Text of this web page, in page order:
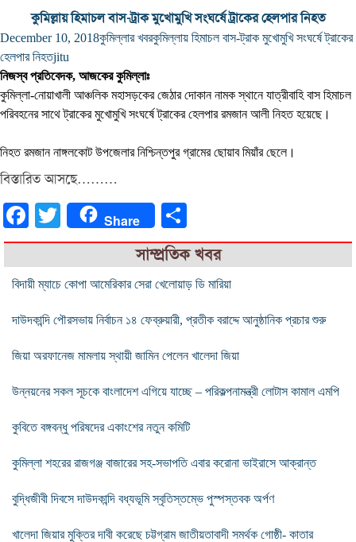
কুমিল্লায় হিমাচল বাস-ট্রাক মুখোমুখি সংঘর্ষে ট্রাকের হেলপার নিহত
December 10, 2018কুমিল্লার খবরকুমিল্লায় হিমাচল বাস-ট্রাক মুখোমুখি সংঘর্ষে ট্রাকের
হেলপার নিহতjitu
নিজস্ব প্রতিবেদক, আজকের কুমিল্লাঃ
কুমিল্লা-নোয়াখালী আঞ্চলিক মহাসড়কের জেঠার দোকান নামক স্থানে যাত্রীবাহি বাস হিমাচল
পরিবহনের সাথে ট্রাকের মুখোমুখি সংঘর্ষে ট্রাকের হেলপার রমজান আলী নিহত হয়েছে।
নিহত রমজান নাঙ্গলকোট উপজেলার নিশ্চিন্তপুর গ্রামের ছোয়াব মিয়াঁর ছেলে।
বিস্তারিত আসছে………
FacebookTwitter Share
সাম্প্রতিক খবর
বিদায়ী ম্যাচে কোপা আমেরিকার সেরা খেলোয়াড় ডি মারিয়া
দাউদকান্দি পৌরসভায় নির্বাচন ১৪ ফেব্রুয়ারী, প্রতীক বরাদ্দে আনুষ্ঠানিক প্রচার শুরু
জিয়া অরফানেজ মামলায় স্থায়ী জামিন পেলেন খালেদা জিয়া
উন্নয়নের সকল সূচকে বাংলাদেশ এগিয়ে যাচ্ছে – পরিকল্পনামন্ত্রী লোটাস কামাল এমপি
কুবিতে বঙ্গবন্ধু পরিষদের একাংশের নতুন কমিটি
কুমিল্লা শহরের রাজগঞ্জ বাজারের সহ-সভাপতি এবার করোনা ভাইরাসে আক্রান্ত
বুদ্ধিজীবী দিবসে দাউদকান্দি বধ্যভূমি স্বৃতিস্তম্ভে পুস্পস্তবক অর্পণ
খালেদা জিয়ার মুক্তির দাবী করেছে চট্টগ্রাম জাতীয়তাবাদী সমর্থক গোষ্ঠী- কাতার